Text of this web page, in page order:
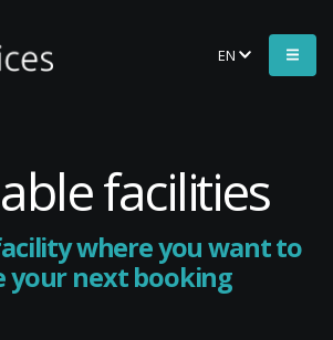
EN
facilities
where you want to
your next booking